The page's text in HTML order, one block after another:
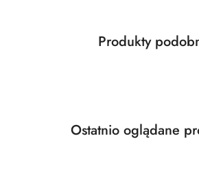
Pomiń karuzelę produktów
Produkty
Produkty
Pomiń karuzelę produktów
Produkty
Ostatnio oglądane